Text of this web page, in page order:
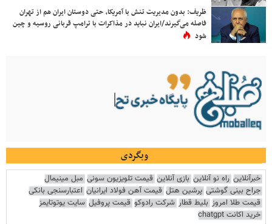
ظریف: بدون مدیریت تنش با آمریکا، حتی دوستان ایران هم از تهران
فاصله می‌گیرند/ایران نباید در مذاکرات با ترامپ قربانی روسیه و چین
شود
وبگردی
خبرآنلاین راه نو آنلاین بازی آنلاین قیمت تلویزیون سونی مبل مینیمال
جراح بینی گوشتی پرشین هتل قیمت آهن فولاد ایرانیان اعتبارسنجی بانکی
قیمت طلا امروز بلیط قطار شرکت رادوکو قیمت پروفیل سایت یوتوتایمز
خرید اکانت chatgpt